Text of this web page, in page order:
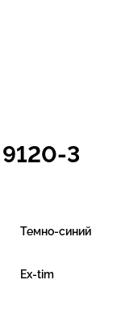
3
Темно-синий
Ex-tim